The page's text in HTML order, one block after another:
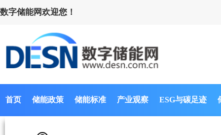
数字储能网欢迎您！
首页 储能政策 储能标准 产业观察 ESG与碳足迹